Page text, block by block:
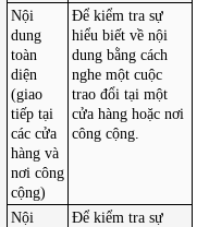
Nội
dung
toàn
diện
(giao
tiếp tại
các cửa
hàng và
nơi công
cộng)
Để kiểm tra sự
hiểu biết về nội
dung bằng cách
nghe một cuộc
trao đổi tại một
cửa hàng hoặc nơi
công cộng.
Nội
Để kiểm tra sự